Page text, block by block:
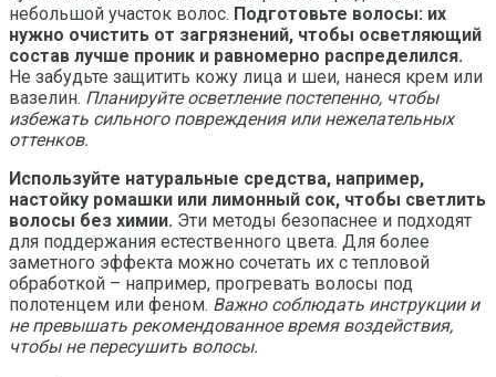
небольшой участок волос. Подготовьте волосы: их
нужно очистить от загрязнений, чтобы осветляющий
состав лучше проник и равномерно распределился.
Не забудьте защитить кожу лица и шеи, нанеся крем или
вазелин. Планируйте осветление постепенно, чтобы
избежать сильного повреждения или нежелательных
оттенков.
Используйте натуральные средства, например,
настойку ромашки или лимонный сок, чтобы светлить
волосы без химии. Эти методы безопаснее и подходят
для поддержания естественного цвета. Для более
заметного эффекта можно сочетать их с тепловой
обработкой – например, прогревать волосы под
полотенцем или феном. Важно соблюдать инструкции и
не превышать рекомендованное время воздействия,
чтобы не пересушить волосы.